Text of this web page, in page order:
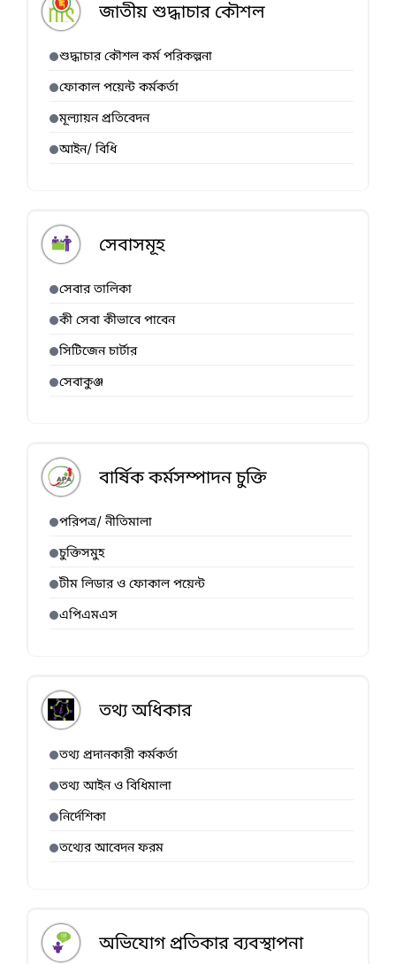
জাতীয় শুদ্ধাচার কৌশল
শুদ্ধাচার কৌশল কর্ম পরিকল্পনা
ফোকাল পয়েন্ট কর্মকর্তা
মূল্যায়ন প্রতিবেদন
আইন/ বিধি
সেবাসমূহ
সেবার তালিকা
কী সেবা কীভাবে পাবেন
সিটিজেন চার্টার
সেবাকুঞ্জ
বার্ষিক কর্মসম্পাদন চুক্তি
পরিপত্র/ নীতিমালা
চুক্তিসমুহ
টীম লিডার ও ফোকাল পয়েন্ট
এপিএমএস
তথ্য অধিকার
তথ্য প্রদানকারী কর্মকর্তা
তথ্য আইন ও বিধিমালা
নির্দেশিকা
তথ্যের আবেদন ফরম
অভিযোগ প্রতিকার ব্যবস্থাপনা